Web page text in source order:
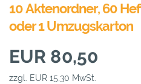
10 Aktenordner, 60
oder 1 Umzugskarton
EUR 80,50
zzgl. EUR 15,30 MwSt.